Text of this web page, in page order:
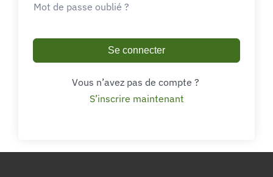
Mot de passe oublié ?
Se connecter
Vous n’avez pas de compte ?
S’inscrire maintenant